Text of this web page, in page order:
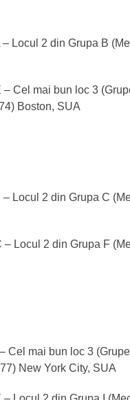
– Locul 2 din Grupa B
– Cel mai bun loc 3
Boston, SUA
– Locul 2 din Grupa C
– Locul 2 din Grupa F
Cel mai bun loc 3
New York City, SUA